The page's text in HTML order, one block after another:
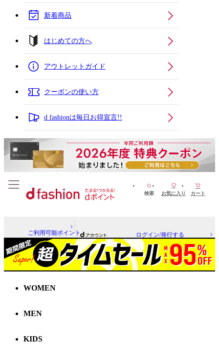
新着商品
はじめての方へ
アウトレットガイド
クーポンの使い方
d fashionは毎日お得宣言!!
検索 お気に入り カート
ご利用可能ポイント ログイン/発行する
WOMEN
MEN
KIDS